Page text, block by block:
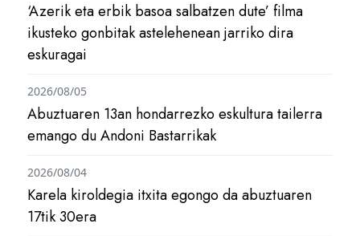
‘Azerik eta erbik basoa salbatzen dute’ filma
ikusteko gonbitak astelehenean jarriko dira
eskuragai
Abuztuaren 13an hondarrezko eskultura tailerra
emango du Andoni Bastarrikak
2026/08/05
Karela kiroldegia itxita egongo da abuztuaren
17tik 30era
2026/08/04